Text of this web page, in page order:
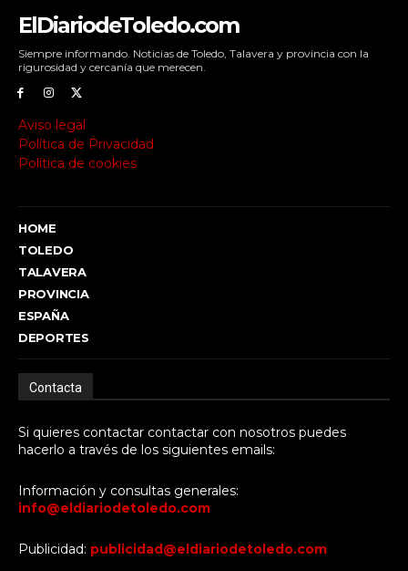
ElDiariodeToledo.com
Siempre informando. Noticias de Toledo, Talavera y provincia con la
rigurosidad y cercanía que merecen.
Aviso legal
Política de Privacidad
Política de cookies
HOME
TOLEDO
TALAVERA
PROVINCIA
ESPAÑA
DEPORTES
Contacta
Si quieres contactar contactar con nosotros puedes
hacerlo a través de los siguientes emails:
Información y consultas generales:
info@eldiariodetoledo.com
Publicidad: publicidad@eldiariodetoledo.com